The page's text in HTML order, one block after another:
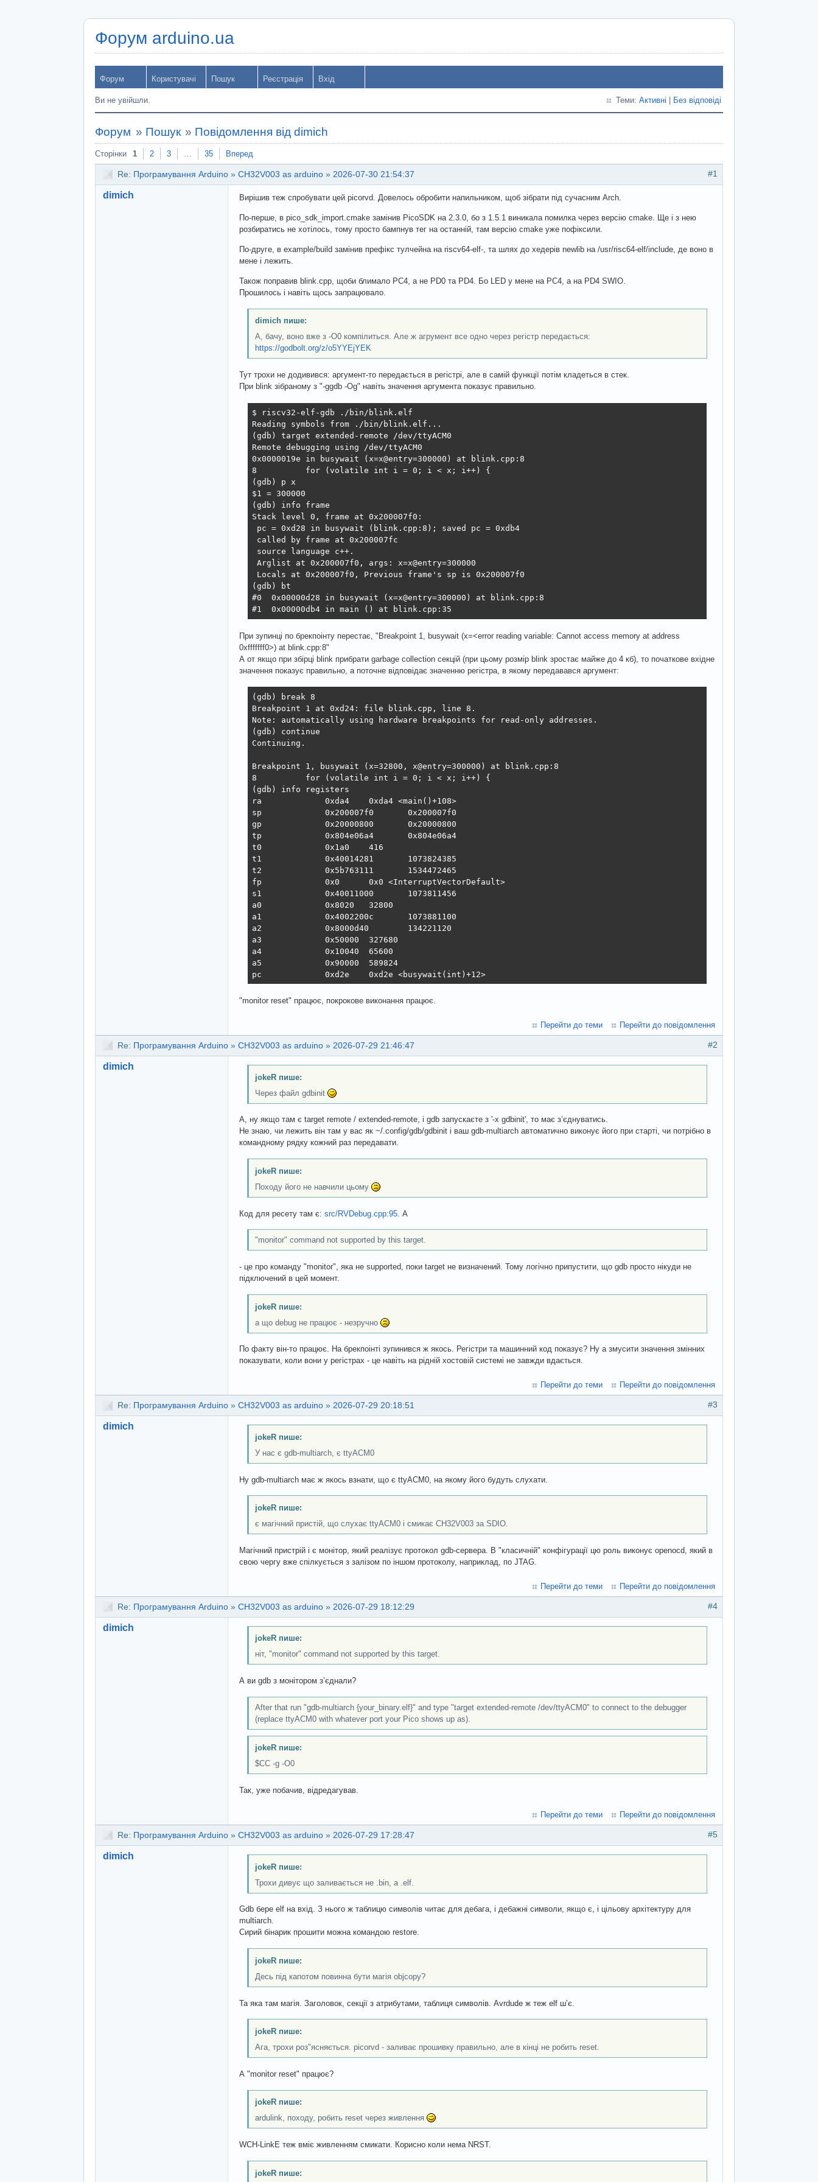
Форум arduino.ua
Форум Користувачі Пошук Реєстрація Вхід
Ви не увійшли. Теми: Активні Без відповіді
Форум » Пошук » Повідомлення від dimich
Сторінки 1 2 3 … 35 Вперед
#1
Re: Програмування Arduino » CH32V003 as arduino » 2026-07-30 21:54:37
dimich Вирішив теж спробувати цей picorvd. Довелось обробити напильником, щоб зібрати під сучасним Arch.
По-перше, в pico_sdk_import.cmake замінив PicoSDK на 2.3.0, бо з 1.5.1 виникала помилка через версію cmake. Ще і з нею
розбиратись не хотілось, тому просто бампнув тег на останній, там версію cmake уже пофіксили.
По-друге, в example/build замінив префікс тулчейна на riscv64-elf-, та шлях до хедерів newlib на /usr/risc64-elf/include, де воно в
мене і лежить.
Також поправив blink.cpp, щоби блимало PC4, а не PD0 та PD4. Бо LED у мене на PC4, а на PD4 SWIO.
Прошилось і навіть щось запрацювало.
dimich пише:
А, бачу, воно вже з -O0 компілиться. Але ж агрумент все одно через регістр передається:
https://godbolt.org/z/o5YYEjYEK
Тут трохи не додивився: аргумент-то передається в регістрі, але в самій функції потім кладеться в стек.
При blink зібраному з "-ggdb -Og" навіть значення аргумента показує правильно.
$ riscv32-elf-gdb ./bin/blink.elf
Reading symbols from ./bin/blink.elf...
(gdb) target extended-remote /dev/ttyACM0
Remote debugging using /dev/ttyACM0
0x0000019e in busywait (x=x@entry=300000) at blink.cpp:8
8          for (volatile int i = 0; i < x; i++) {
(gdb) p x
$1 = 300000
(gdb) info frame
Stack level 0, frame at 0x200007f0:
pc = 0xd28 in busywait (blink.cpp:8); saved pc = 0xdb4
called by frame at 0x200007fc
source language c++.
Arglist at 0x200007f0, args: x=x@entry=300000
Locals at 0x200007f0, Previous frame's sp is 0x200007f0
(gdb) bt
#0  0x00000d28 in busywait (x=x@entry=300000) at blink.cpp:8
#1  0x00000db4 in main () at blink.cpp:35
При зупинці по брекпоінту перестає, "Breakpoint 1, busywait (x=<error reading variable: Cannot access memory at address
0xfffffff0>) at blink.cpp:8"
А от якщо при збірці blink прибрати garbage collection секцій (при цьому розмір blink зростає майже до 4 кб), то початкове вхідне
значення показує правильно, а поточне відповідає значенню регістра, в якому передавався аргумент:
(gdb) break 8
Breakpoint 1 at 0xd24: file blink.cpp, line 8.
Note: automatically using hardware breakpoints for read-only addresses.
(gdb) continue
Continuing.
Breakpoint 1, busywait (x=32800, x@entry=300000) at blink.cpp:8
8          for (volatile int i = 0; i < x; i++) {
(gdb) info registers
ra             0xda4    0xda4 <main()+108>
sp             0x200007f0       0x200007f0
gp             0x20000800       0x20000800
tp             0x804e06a4       0x804e06a4
t0             0x1a0    416
t1             0x40014281       1073824385
t2             0x5b763111       1534472465
fp             0x0      0x0 <InterruptVectorDefault>
s1             0x40011000       1073811456
a0             0x8020   32800
a1             0x4002200c       1073881100
a2             0x8000d40        134221120
a3             0x50000  327680
a4             0x10040  65600
a5             0x90000  589824
pc             0xd2e    0xd2e <busywait(int)+12>
"monitor reset" працює, покрокове виконання працює.
Перейти до теми Перейти до повідомлення
#2
Re: Програмування Arduino » CH32V003 as arduino » 2026-07-29 21:46:47
dimich
jokeR пише:
Через файл gdbinit
А, ну якщо там є target remote / extended-remote, і gdb запускаєте з '-x gdbinit', то має зʼєднуватись.
Не знаю, чи лежить він там у вас як ~/.config/gdb/gdbinit і ваш gdb-multiarch автоматично виконує його при старті, чи потрібно в
командному рядку кожний раз передавати.
jokeR пише:
Походу його не навчили цьому
Код для ресету там є: src/RVDebug.cpp:95 . А
"monitor" command not supported by this target.
- це про команду "monitor", яка не supported, поки target не визначений. Тому логічно припустити, що gdb просто нікуди не
підключений в цей момент.
jokeR пише:
а що debug не працює - незручно
По факту він-то працює. На брекпоінті зупинився ж якось. Регістри та машинний код показує? Ну а змусити значення змінних
показувати, коли вони у регістрах - це навіть на рідній хостовій системі не завжди вдається.
Перейти до теми Перейти до повідомлення
#3
Re: Програмування Arduino » CH32V003 as arduino » 2026-07-29 20:18:51
dimich
jokeR пише:
У нас є gdb-multiarch, є ttyACM0
Ну gdb-multiarch має ж якось взнати, що є ttyACM0, на якому його будуть слухати.
jokeR пише:
є магічний пристій, що слухає ttyACM0 і смикає CH32V003 за SDIO.
Магічний пристрій і є монітор, який реалізує протокол gdb-сервера. В "класичній" конфігурації цю роль виконує openocd, який в
свою чергу вже спілкується з залізом по іншом протоколу, наприклад, по JTAG.
Перейти до теми Перейти до повідомлення
#4
Re: Програмування Arduino » CH32V003 as arduino » 2026-07-29 18:12:29
dimich
jokeR пише:
ніт, "monitor" command not supported by this target.
А ви gdb з монітором зʼєднали?
After that run "gdb-multiarch {your_binary.elf}" and type "target extended-remote /dev/ttyACM0" to connect to the debugger
(replace ttyACM0 with whatever port your Pico shows up as).
jokeR пише:
$CC -g -O0
Так, уже побачив, відредагував.
Перейти до теми Перейти до повідомлення
#5
Re: Програмування Arduino » CH32V003 as arduino » 2026-07-29 17:28:47
dimich
jokeR пише:
Трохи дивує що заливається не .bin, а .elf.
Gdb бере elf на вхід. З нього ж таблицю символів читає для дебага, і дебажні символи, якщо є, і цільову архітектуру для
multiarch.
Сирий бінарик прошити можна командою restore.
jokeR пише:
Десь під капотом повинна бути магія objcopy?
Та яка там магія. Заголовок, секції з атрибутами, таблиця символів. Avrdude ж теж elf шʼє.
jokeR пише:
Ага, трохи роз"ясняється. picorvd - заливає прошивку правильно, але в кінці не робить reset.
А "monitor reset" працює?
jokeR пише:
ardulink, походу, робить reset через живлення
WCH-LinkE теж вміє живленням смикати. Корисно коли нема NRST.
jokeR пише: